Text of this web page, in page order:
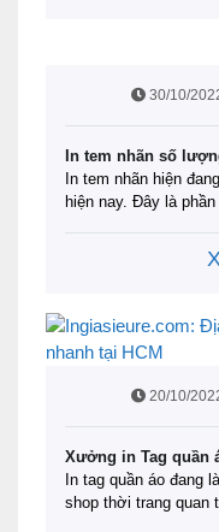
30/10/
In tem nhãn số
In tem nhãn hiện
hiện nay. Đây là
dùng theo dõi được
còn là cách tăng sự
20/10/
Xưởng in Tag quần
In tag quần áo đang
shop thời trang quan